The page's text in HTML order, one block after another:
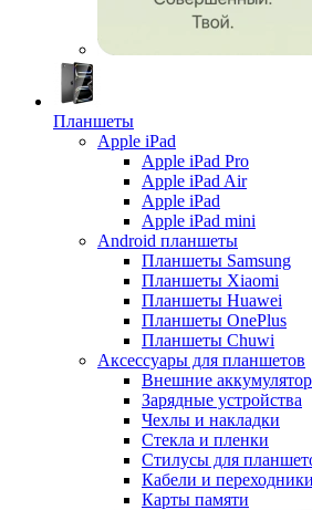
Планшеты
Apple iPad
Apple iPad Pro
Apple iPad Air
Apple iPad
Apple iPad mini
Android планшеты
Планшеты Samsung
Планшеты Xiaomi
Планшеты Huawei
Планшеты OnePlus
Планшеты Chuwi
Аксессуары для планшетов
Внешние
Зарядные устройства
Чехлы и накладки
Стекла и пленки
Стилусы для
Кабели и переходники
Карты памяти